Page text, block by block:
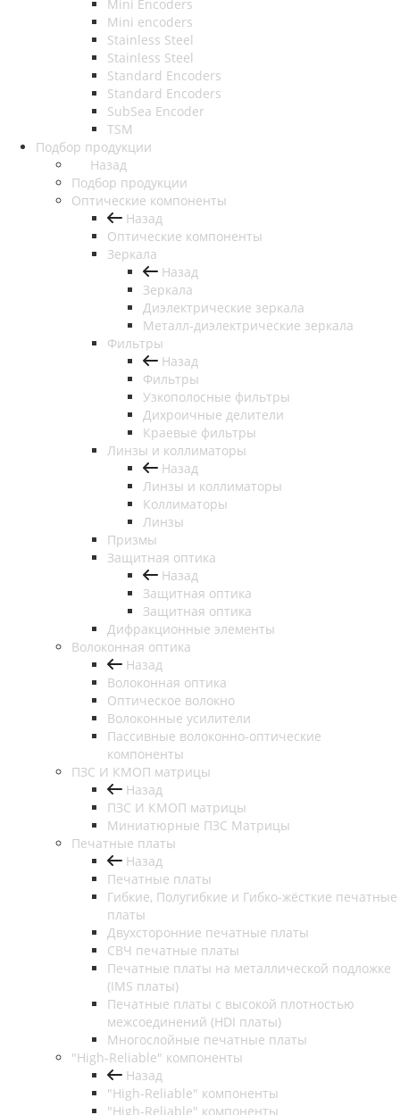
Mini Encoders
Mini encoders
Stainless Steel
Stainless Steel
Standard Encoders
Standard Encoders
SubSea Encoder
TSM
Подбор продукции
Назад
Подбор продукции
Оптические компоненты
Назад
Оптические компоненты
Зеркала
Назад
Зеркала
Диэлектрические зеркала
Металл-диэлектрические зеркала
Фильтры
Назад
Фильтры
Узкополосные фильтры
Дихроичные делители
Краевые фильтры
Линзы и коллиматоры
Назад
Линзы и коллиматоры
Коллиматоры
Линзы
Призмы
Защитная оптика
Назад
Защитная оптика
Защитная оптика
Дифракционные элементы
Волоконная оптика
Назад
Волоконная оптика
Оптическое волокно
Волоконные усилители
Пассивные волоконно-оптические
компоненты
ПЗС И КМОП матрицы
Назад
ПЗС И КМОП матрицы
Миниатюрные ПЗС Матрицы
Печатные платы
Назад
Печатные платы
Гибкие, Полугибкие и Гибко-жёсткие печатные
платы
Двухсторонние печатные платы
СВЧ печатные платы
Печатные платы на металлической подложке
(IMS платы)
Печатные платы с высокой плотностью
межсоединений (HDI платы)
Многослойные печатные платы
"High-Reliable" компоненты
Назад
"High-Reliable" компоненты
"High-Reliable" компоненты